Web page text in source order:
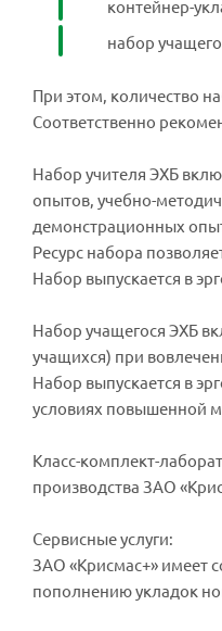
контейнер-
набор
При этом, количество
Соответственно
Набор учителя ЭХБ
опытов, учебно-
демонстрационных
Ресурс набора
Набор выпускается в
Набор учащегося ЭХБ
учащихся) при
Набор выпускается в
условиях повышенной
Класс-комплект-
производства ЗАО
Сервисные услуги:
ЗАО «Крисмас+» имеет
пополнению укладок